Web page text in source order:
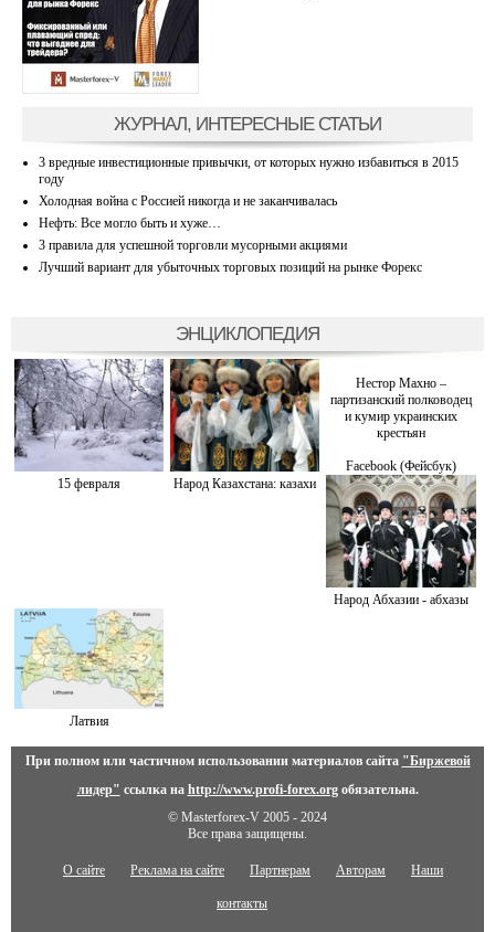
ЖУРНАЛ, ИНТЕРЕСНЫЕ СТАТЬИ
3 вредные инвестиционные привычки, от которых нужно избавиться в 2015
году
Холодная война с Россией никогда и не заканчивалась
Нефть: Все могло быть и хуже…
3 правила для успешной торговли мусорными акциями
Лучший вариант для убыточных торговых позиций на рынке Форекс
ЭНЦИКЛОПЕДИЯ
15 февраля Народ Казахстана: казахи
Нестор Махно –
партизанский полководец
и кумир украинских
крестьян
Facebook (Фейсбук)
Народ Абхазии - абхазы
Латвия
При полном или частичном использовании материалов сайта "Биржевой
лидер" ссылка на http://www.profi-forex.orgобязательна.
© Masterforex-V 2005 - 2024
Все права защищены.
О сайте Реклама на сайте Партнерам Авторам Наши
контакты